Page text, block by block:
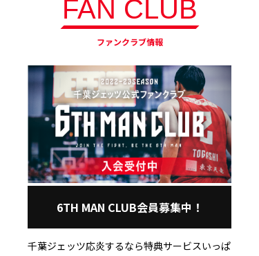
FAN CLUB
ファンクラブ情報
6TH MAN CLUB会員募集中！
千葉ジェッツ応炎するなら特典サービスいっぱ